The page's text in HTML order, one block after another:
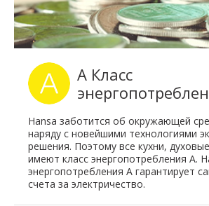
A Класс
Hansa заботится об окружающей
наряду с новейшими технологиями
решения. Поэтому все кухни,
имеют класс энергопотребления А.
энергопотребления А гарантирует
счета за электричество.